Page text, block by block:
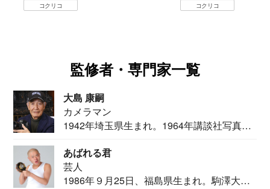
コクリコ コクリコ
監修者・専門家一覧
大島 康嗣
カメラマン
1942年埼玉県生まれ。1964年講談社写真部
あばれる君
芸人
1986年９月25日、福島県生まれ。駒澤大学